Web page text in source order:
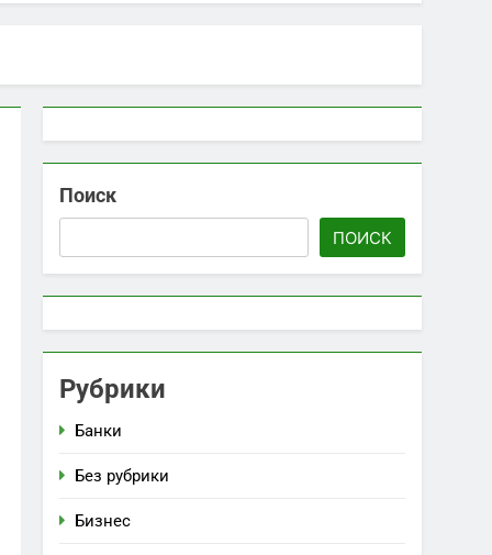
украшений: красота и значение
Поиск
ПОИСК
Рубрики
Банки
Без рубрики
Бизнес